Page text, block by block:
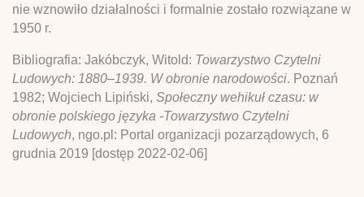
nie wznowiło działalności i formalnie zostało rozwiązane w
1950 r.
Bibliografia: Jakóbczyk, Witold: Towarzystwo Czytelni
Ludowych: 1880–1939. W obronie narodowości. Poznań
1982; Wojciech Lipiński, Społeczny wehikuł czasu: w
obronie polskiego języka -Towarzystwo Czytelni
Ludowych, ngo.pl: Portal organizacji pozarządowych, 6
grudnia 2019 [dostęp 2022-02-06]